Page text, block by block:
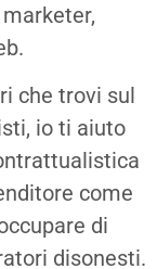
che trovi sul
io ti aiuto
come
di
disonesti.